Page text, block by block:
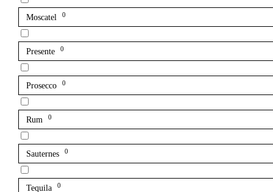
Moscatel 0
Presente 0
Prosecco 0
Rum 0
Sauternes 0
Tequila 0